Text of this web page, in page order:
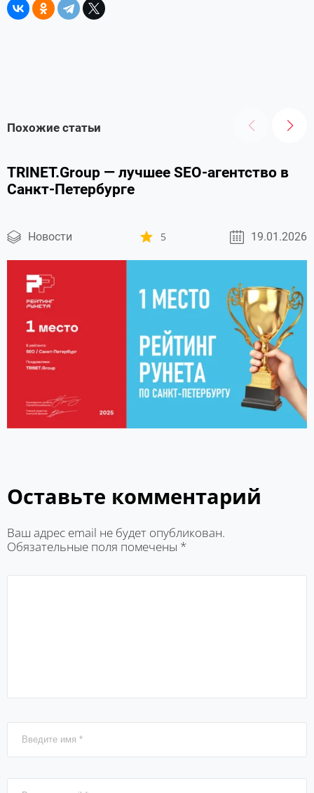
Похожие статьи
TRINET.Group — лучшее SEO-агентство в
Санкт-Петербурге
Новости 5 19.01.2026
Оставьте комментарий
Ваш адрес email не будет опубликован.
Обязательные поля помечены *